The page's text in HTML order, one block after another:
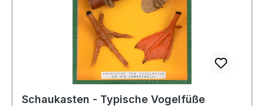
Schaukasten - Typische Vogelfüße